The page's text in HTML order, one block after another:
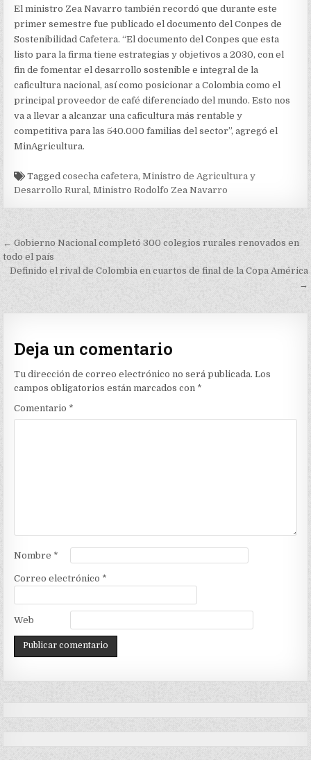
El ministro Zea Navarro también recordó que durante este
primer semestre fue publicado el documento del Conpes de
Sostenibilidad Cafetera. “El documento del Conpes que esta
listo para la firma tiene estrategias y objetivos a 2030, con el
fin de fomentar el desarrollo sostenible e integral de la
caficultura nacional, así como posicionar a Colombia como el
principal proveedor de café diferenciado del mundo. Esto nos
va a llevar a alcanzar una caficultura más rentable y
competitiva para las 540.000 familias del sector”, agregó el
MinAgricultura.
Taggedcosecha cafetera,Ministro de Agricultura y
Desarrollo Rural,Ministro Rodolfo Zea Navarro
Navegación
de
← Gobierno Nacional completó 300 colegios rurales renovados en
todo el país
Definido el rival de Colombia en cuartos de final de la Copa América
→
Deja un comentario
Tu dirección de correo electrónico no será publicada. Los
campos obligatorios están marcados con *
Comentario *
Nombre *
Correo electrónico *
Web